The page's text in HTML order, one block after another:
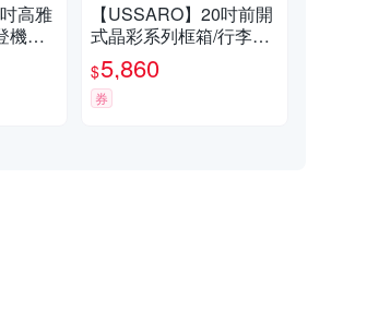
高雅
機箱/
【USSARO】20吋前開
式晶彩系列框箱/行李箱/
旅行箱/登機箱(黑)
$5,860
券